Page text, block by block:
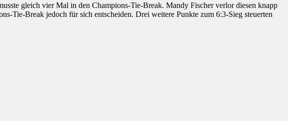
gleich vierMal in den Champions-Tie-Break. Mandy Fischer verlor diesen knapp
Tie-Break jedoch für sich entscheiden. Drei weitere Punkte zum 6:3-Sieg steuerten